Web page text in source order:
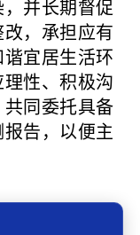
并长期督促
，承担应有
宜居生活环
性、积极沟
同委托具备
告，以便主